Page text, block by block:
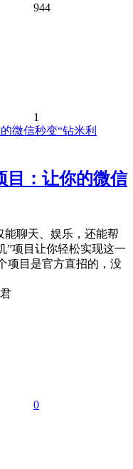
944
1
目：让你的微信
能聊天、娱乐，还能帮
”项目让你轻松实现这一
项目是官方直招的，没
0